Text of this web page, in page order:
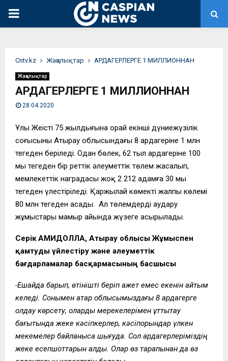
PRIMARY
Сntv.kz Жаңалықтар АРДАГЕРЛЕРГЕ 1 МИЛЛИОННАН
Жаңалықтар
АРДАГЕРЛЕРГЕ 1 МИЛЛИОННАН
28.04.2020
Ұлы Жеңістің 75 жылдығына орай екінші дүниежүзілік
соғысының Атырау облысындағы 8 ардагеріне 1 млн
теңгеден беріледі. Одан бөлек, 62 тыл ардагеріне 100
мың теңгеден бір реттік әлеуметтік төлем жасалып,
мемлекеттік наградасы жоқ 2 212 адамға 30 мың
теңгеден үлестіріледі. Қаржылай көмектің жалпы көлемі
80 млн теңгеден асады. Ал төлемдерді аудару
жұмыстары мамыр айында жүзеге асырылады.
Серік ҚАМИДОЛЛА, Атырау облысы Жұмыспен
қамтуды үйлестіру және әлеуметтік
бағдарламалар басқармасының басшысы
-Ешқайда барып, өтінішті беріп қажет емес екенін айтқым
келеді. Сонымен қатар облысымыздағы 8 ардагерге
қолдау көрсету, оларды мерекелерімен құттықтау
бағытында жеке кәсіпкерлер, кәсіпорындар үлкен
мекемелер байланысқа шығуда. Сол ардагерлеріміздің
жеке есепшоттарын алды. Олар өз тарапынан да өз